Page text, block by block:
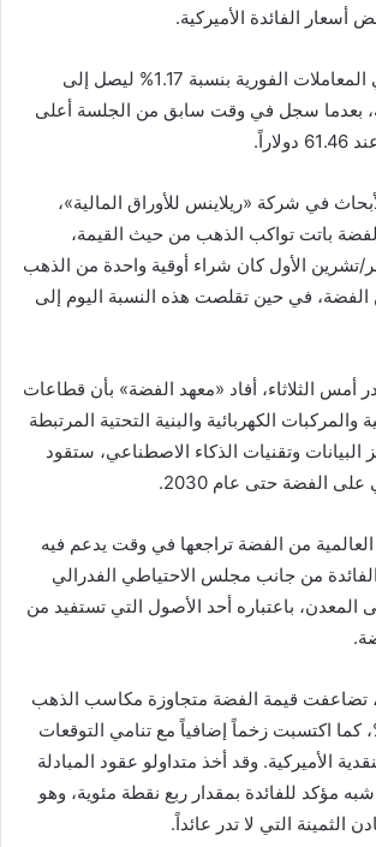
أسعار الفائدة الأميركية.
وزاد سعر الفضة في المعاملات الفورية بنسبة 1.17% ليصل إلى
بعدما سجل في وقت سابق من الجلسة أعلى
في شركة «ريلاينس للأوراق المالية»،
باتت تواكب الذهب من حيث القيمة،
تشرين الأول كان شراء أوقية واحدة من الذهب
من الفضة، في حين تقلصت هذه النسبة اليوم إلى
أمس الثلاثاء، أفاد «معهد الفضة» بأن قطاعات
الكهربائية والبنية التحتية المرتبطة
البيانات وتقنيات الذكاء الاصطناعي، ستقود
الفضة حتى عام 2030.
من الفضة تراجعها في وقت يدعم فيه
من جانب مجلس الاحتياطي الفدرالي
المعدن، باعتباره أحد الأصول التي تستفيد من
تضاعفت قيمة الفضة متجاوزة مكاسب الذهب
بلغت نحو 60%، كما اكتسبت زخماً إضافياً مع تنامي التوقعات
الأميركية. وقد أخذ متداولو عقود المبادلة
مؤكد للفائدة بمقدار ربع نقطة مئوية، وهو
الثمينة التي لا تدر عائداً.